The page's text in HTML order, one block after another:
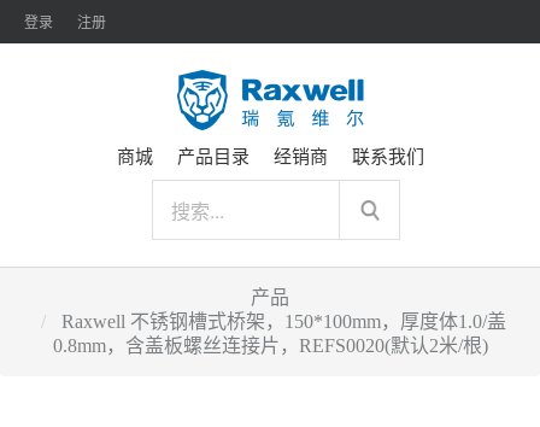
登录 注册
商城 产品目录 经销商 联系我们
产品
Raxwell 不锈钢槽式桥架，150*100mm，厚度体1.0/盖
0.8mm，含盖板螺丝连接片，REFS0020(默认2米/根)